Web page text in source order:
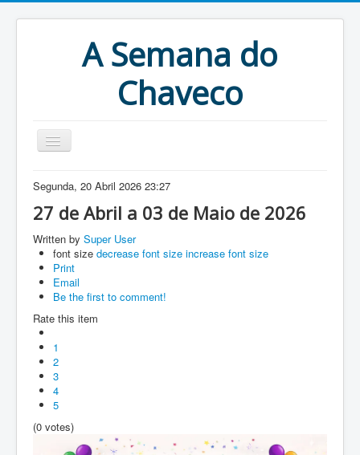
A Semana do
Chaveco
Home
Anteriores
Antigonas
Segunda, 20 Abril 2026 23:27
27 de Abril a 03 de Maio de 2026
Written by Super User
font size decrease font size increase font size
Print
Email
Be the first to comment!
Rate this item
1
2
3
4
5
(0 votes)